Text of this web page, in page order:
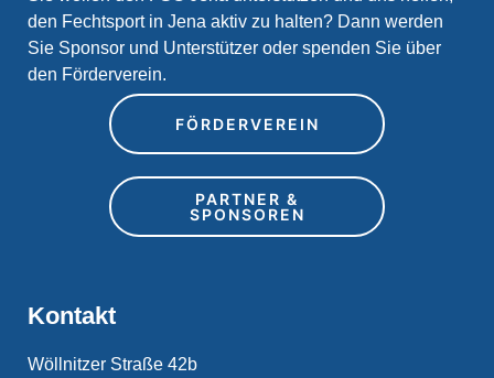
den Fechtsport in Jena aktiv zu halten? Dann werden
Sie Sponsor und Unterstützer oder spenden Sie über
den Förderverein.
FÖRDERVEREIN
PARTNER &
SPONSOREN
Kontakt
Wöllnitzer Straße 42b